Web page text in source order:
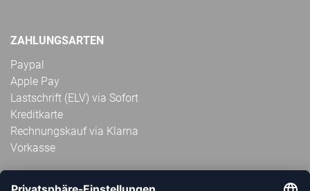
ZAHLUNGSARTEN
Paypal
Apple Pay
Lastschrift (ELV) via Sofort
Kreditkarte
Rechnungskauf via Klarna
Vorkasse